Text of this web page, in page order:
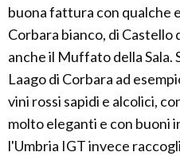
buona fattura con qualche
Corbara bianco, di Castello
anche il Muffato della Sala.
Laago di Corbara ad
vini rossi sapidi e alcolici,
molto eleganti e con buoni
l'Umbria IGT invece